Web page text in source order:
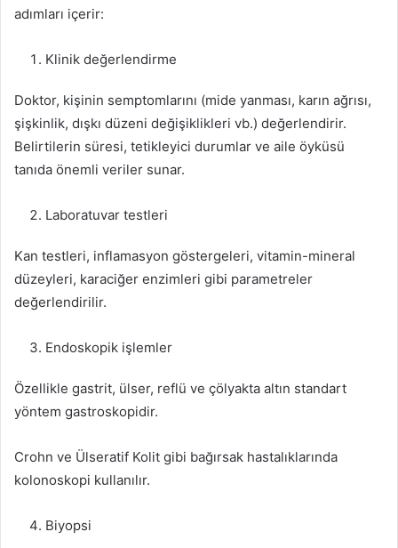
adımları içerir:
Klinik değerlendirme
Doktor, kişinin semptomlarını (mide yanması, karın ağrısı,
şişkinlik, dışkı düzeni değişiklikleri vb.) değerlendirir.
Belirtilerin süresi, tetikleyici durumlar ve aile öyküsü
tanıda önemli veriler sunar.
Laboratuvar testleri
Kan testleri, inflamasyon göstergeleri, vitamin-mineral
düzeyleri, karaciğer enzimleri gibi parametreler
değerlendirilir.
Endoskopik işlemler
Özellikle gastrit, ülser, reflü ve çölyakta altın standart
yöntem gastroskopidir.
Crohn ve Ülseratif Kolit gibi bağırsak hastalıklarında
kolonoskopi kullanılır.
Biyopsi